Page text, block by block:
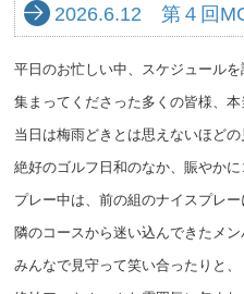
2026.6.12 第４回
平日のお忙しい中、スケジュールを
集まってくださった多くの皆様、
当日は梅雨どきとは思えないほどの
絶好のゴルフ日和のなか、賑やかに
プレー中は、前の組のナイスプレー
隣のコースから迷い込んできたメ
みんなで見守って笑い合ったりと、